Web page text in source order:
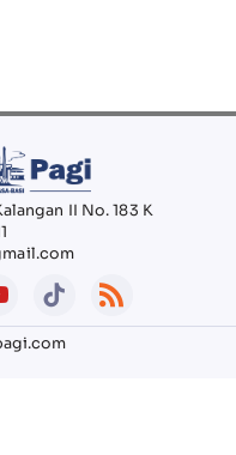
II No. 183 K